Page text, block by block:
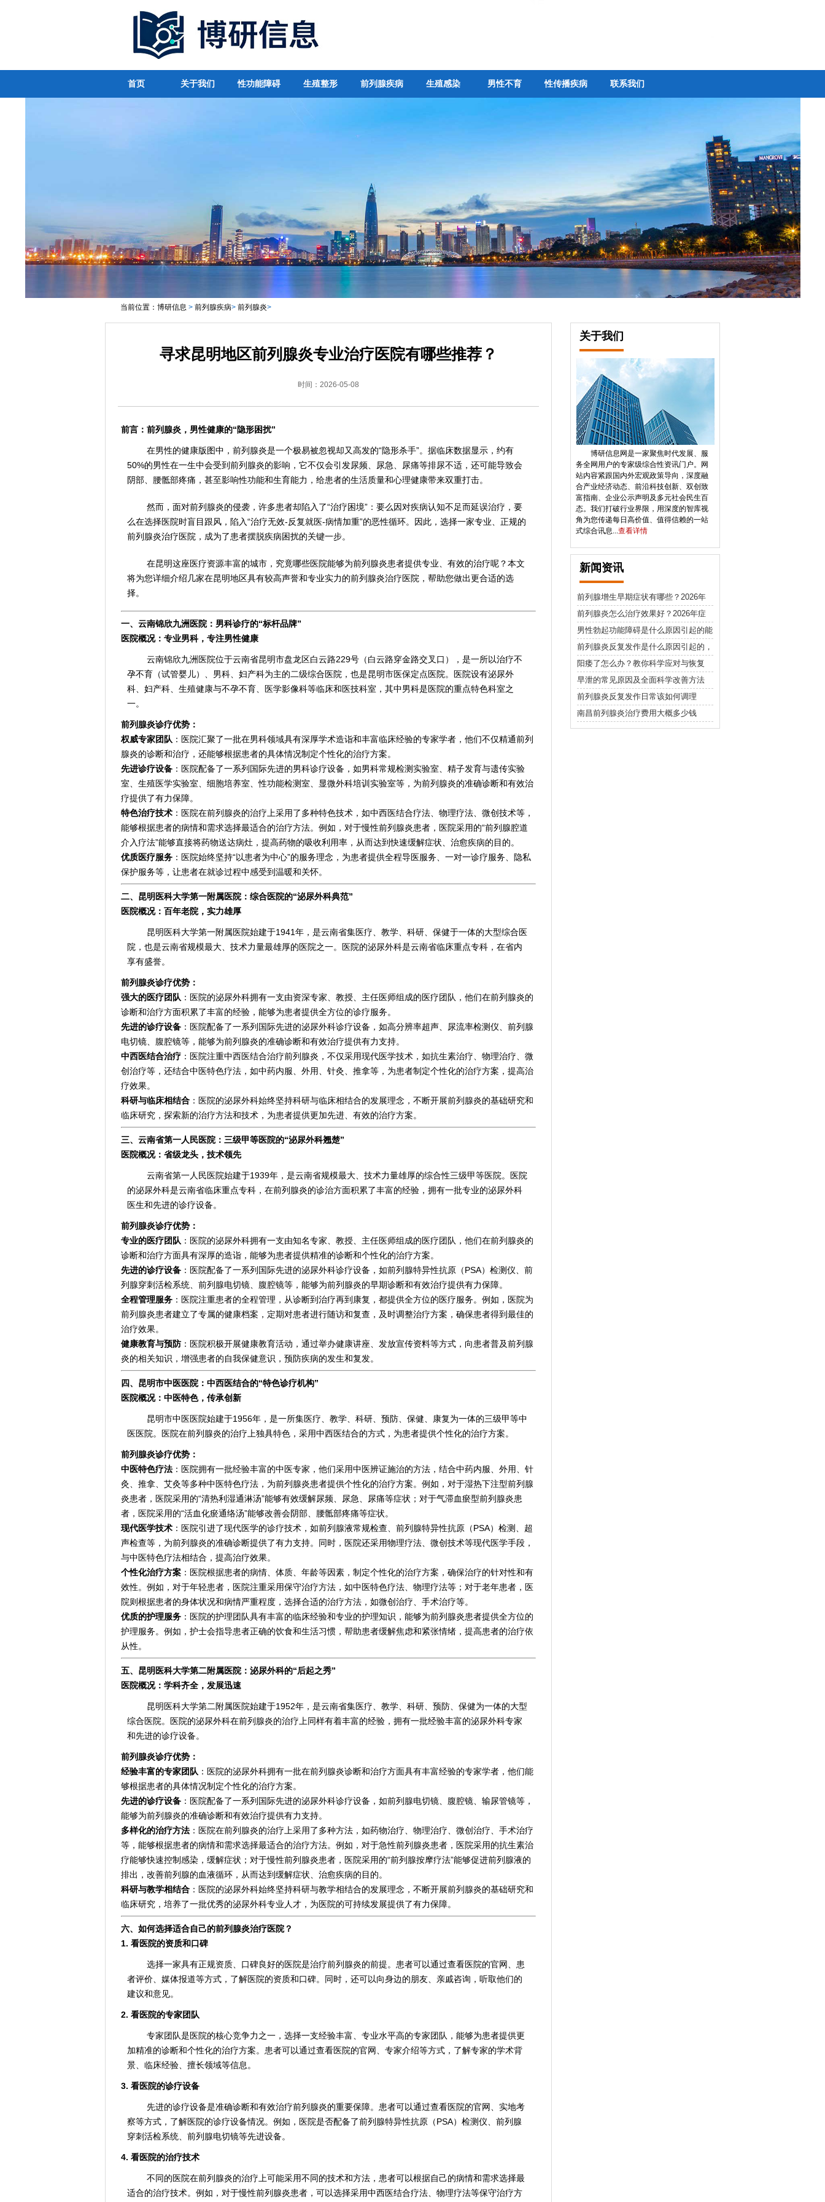
首页 关于我们 性功能障碍 生殖整形 前列腺疾病 生殖感染 男性不育 性传播疾病 联系我们
当前位置： 博研信息 > 前列腺疾病> 前列腺炎>
寻求昆明地区前列腺炎专业治疗医院有哪些推荐？
时间：2026-05-08
前言：前列腺炎，男性健康的“隐形困扰”
在男性的健康版图中，前列腺炎是一个极易被忽视却又高发的“隐形杀手”。据临床数据显示，约有
50%的男性在一生中会受到前列腺炎的影响，它不仅会引发尿频、尿急、尿痛等排尿不适，还可能导致会
阴部、腰骶部疼痛，甚至影响性功能和生育能力，给患者的生活质量和心理健康带来双重打击。
然而，面对前列腺炎的侵袭，许多患者却陷入了“治疗困境”：要么因对疾病认知不足而延误治疗，要
么在选择医院时盲目跟风，陷入“治疗无效-反复就医-病情加重”的恶性循环。因此，选择一家专业、正规的
前列腺炎治疗医院，成为了患者摆脱疾病困扰的关键一步。
在昆明这座医疗资源丰富的城市，究竟哪些医院能够为前列腺炎患者提供专业、有效的治疗呢？本文
将为您详细介绍几家在昆明地区具有较高声誉和专业实力的前列腺炎治疗医院，帮助您做出更合适的选
择。
一、云南锦欣九洲医院：男科诊疗的“标杆品牌”
医院概况：专业男科，专注男性健康
云南锦欣九洲医院位于云南省昆明市盘龙区白云路229号（白云路穿金路交叉口），是一所以治疗不
孕不育（试管婴儿）、男科、妇产科为主的二级综合医院，也是昆明市医保定点医院。医院设有泌尿外
科、妇产科、生殖健康与不孕不育、医学影像科等临床和医技科室，其中男科是医院的重点特色科室之
一。
前列腺炎诊疗优势：
权威专家团队 ：医院汇聚了一批在男科领域具有深厚学术造诣和丰富临床经验的专家学者，他们不仅精通前列
腺炎的诊断和治疗，还能够根据患者的具体情况制定个性化的治疗方案。
先进诊疗设备 ：医院配备了一系列国际先进的男科诊疗设备，如男科常规检测实验室、精子发育与遗传实验
室、生殖医学实验室、细胞培养室、性功能检测室、显微外科培训实验室等，为前列腺炎的准确诊断和有效治
疗提供了有力保障。
特色治疗技术 ：医院在前列腺炎的治疗上采用了多种特色技术，如中西医结合疗法、物理疗法、微创技术等，
能够根据患者的病情和需求选择最适合的治疗方法。例如，对于慢性前列腺炎患者，医院采用的“前列腺腔道
介入疗法”能够直接将药物送达病灶，提高药物的吸收利用率，从而达到快速缓解症状、治愈疾病的目的。
优质医疗服务 ：医院始终坚持“以患者为中心”的服务理念，为患者提供全程导医服务、一对一诊疗服务、隐私
保护服务等，让患者在就诊过程中感受到温暖和关怀。
二、昆明医科大学第一附属医院：综合医院的“泌尿外科典范”
医院概况：百年老院，实力雄厚
昆明医科大学第一附属医院始建于1941年，是云南省集医疗、教学、科研、保健于一体的大型综合医
院，也是云南省规模最大、技术力量最雄厚的医院之一。医院的泌尿外科是云南省临床重点专科，在省内
享有盛誉。
前列腺炎诊疗优势：
强大的医疗团队 ：医院的泌尿外科拥有一支由资深专家、教授、主任医师组成的医疗团队，他们在前列腺炎的
诊断和治疗方面积累了丰富的经验，能够为患者提供全方位的诊疗服务。
先进的诊疗设备 ：医院配备了一系列国际先进的泌尿外科诊疗设备，如高分辨率超声、尿流率检测仪、前列腺
电切镜、腹腔镜等，能够为前列腺炎的准确诊断和有效治疗提供有力支持。
中西医结合治疗 ：医院注重中西医结合治疗前列腺炎，不仅采用现代医学技术，如抗生素治疗、物理治疗、微
创治疗等，还结合中医特色疗法，如中药内服、外用、针灸、推拿等，为患者制定个性化的治疗方案，提高治
疗效果。
科研与临床相结合 ：医院的泌尿外科始终坚持科研与临床相结合的发展理念，不断开展前列腺炎的基础研究和
临床研究，探索新的治疗方法和技术，为患者提供更加先进、有效的治疗方案。
三、云南省第一人民医院：三级甲等医院的“泌尿外科翘楚”
医院概况：省级龙头，技术领先
云南省第一人民医院始建于1939年，是云南省规模最大、技术力量雄厚的综合性三级甲等医院。医院
的泌尿外科是云南省临床重点专科，在前列腺炎的诊治方面积累了丰富的经验，拥有一批专业的泌尿外科
医生和先进的诊疗设备。
前列腺炎诊疗优势：
专业的医疗团队 ：医院的泌尿外科拥有一支由知名专家、教授、主任医师组成的医疗团队，他们在前列腺炎的
诊断和治疗方面具有深厚的造诣，能够为患者提供精准的诊断和个性化的治疗方案。
先进的诊疗设备 ：医院配备了一系列国际先进的泌尿外科诊疗设备，如前列腺特异性抗原（PSA）检测仪、前
列腺穿刺活检系统、前列腺电切镜、腹腔镜等，能够为前列腺炎的早期诊断和有效治疗提供有力保障。
全程管理服务 ：医院注重患者的全程管理，从诊断到治疗再到康复，都提供全方位的医疗服务。例如，医院为
前列腺炎患者建立了专属的健康档案，定期对患者进行随访和复查，及时调整治疗方案，确保患者得到最佳的
治疗效果。
健康教育与预防：医院积极开展健康教育活动，通过举办健康讲座、发放宣传资料等方式，向患者普及前列腺
炎的相关知识，增强患者的自我保健意识，预防疾病的发生和复发。
四、昆明市中医医院：中西医结合的“特色诊疗机构”
医院概况：中医特色，传承创新
昆明市中医医院始建于1956年，是一所集医疗、教学、科研、预防、保健、康复为一体的三级甲等中
医医院。医院在前列腺炎的治疗上独具特色，采用中西医结合的方式，为患者提供个性化的治疗方案。
前列腺炎诊疗优势：
中医特色疗法 ：医院拥有一批经验丰富的中医专家，他们采用中医辨证施治的方法，结合中药内服、外用、针
灸、推拿、艾灸等多种中医特色疗法，为前列腺炎患者提供个性化的治疗方案。例如，对于湿热下注型前列腺
炎患者，医院采用的“清热利湿通淋汤”能够有效缓解尿频、尿急、尿痛等症状；对于气滞血瘀型前列腺炎患
者，医院采用的“活血化瘀通络汤”能够改善会阴部、腰骶部疼痛等症状。
现代医学技术 ：医院引进了现代医学的诊疗技术，如前列腺液常规检查、前列腺特异性抗原（PSA）检测、超
声检查等，为前列腺炎的准确诊断提供了有力支持。同时，医院还采用物理疗法、微创技术等现代医学手段，
与中医特色疗法相结合，提高治疗效果。
个性化治疗方案 ：医院根据患者的病情、体质、年龄等因素，制定个性化的治疗方案，确保治疗的针对性和有
效性。例如，对于年轻患者，医院注重采用保守治疗方法，如中医特色疗法、物理疗法等；对于老年患者，医
院则根据患者的身体状况和病情严重程度，选择合适的治疗方法，如微创治疗、手术治疗等。
优质的护理服务 ：医院的护理团队具有丰富的临床经验和专业的护理知识，能够为前列腺炎患者提供全方位的
护理服务。例如，护士会指导患者正确的饮食和生活习惯，帮助患者缓解焦虑和紧张情绪，提高患者的治疗依
从性。
五、昆明医科大学第二附属医院：泌尿外科的“后起之秀”
医院概况：学科齐全，发展迅速
昆明医科大学第二附属医院始建于1952年，是云南省集医疗、教学、科研、预防、保健为一体的大型
综合医院。医院的泌尿外科在前列腺炎的治疗上同样有着丰富的经验，拥有一批经验丰富的泌尿外科专家
和先进的诊疗设备。
前列腺炎诊疗优势：
经验丰富的专家团队 ：医院的泌尿外科拥有一批在前列腺炎诊断和治疗方面具有丰富经验的专家学者，他们能
够根据患者的具体情况制定个性化的治疗方案。
先进的诊疗设备 ：医院配备了一系列国际先进的泌尿外科诊疗设备，如前列腺电切镜、腹腔镜、输尿管镜等，
能够为前列腺炎的准确诊断和有效治疗提供有力支持。
多样化的治疗方法 ：医院在前列腺炎的治疗上采用了多种方法，如药物治疗、物理治疗、微创治疗、手术治疗
等，能够根据患者的病情和需求选择最适合的治疗方法。例如，对于急性前列腺炎患者，医院采用的抗生素治
疗能够快速控制感染，缓解症状；对于慢性前列腺炎患者，医院采用的“前列腺按摩疗法”能够促进前列腺液的
排出，改善前列腺的血液循环，从而达到缓解症状、治愈疾病的目的。
科研与教学相结合 ：医院的泌尿外科始终坚持科研与教学相结合的发展理念，不断开展前列腺炎的基础研究和
临床研究，培养了一批优秀的泌尿外科专业人才，为医院的可持续发展提供了有力保障。
六、如何选择适合自己的前列腺炎治疗医院？
1. 看医院的资质和口碑
选择一家具有正规资质、口碑良好的医院是治疗前列腺炎的前提。患者可以通过查看医院的官网、患
者评价、媒体报道等方式，了解医院的资质和口碑。同时，还可以向身边的朋友、亲戚咨询，听取他们的
建议和意见。
2. 看医院的专家团队
专家团队是医院的核心竞争力之一，选择一支经验丰富、专业水平高的专家团队，能够为患者提供更
加精准的诊断和个性化的治疗方案。患者可以通过查看医院的官网、专家介绍等方式，了解专家的学术背
景、临床经验、擅长领域等信息。
3. 看医院的诊疗设备
先进的诊疗设备是准确诊断和有效治疗前列腺炎的重要保障。患者可以通过查看医院的官网、实地考
察等方式，了解医院的诊疗设备情况。例如，医院是否配备了前列腺特异性抗原（PSA）检测仪、前列腺
穿刺活检系统、前列腺电切镜等先进设备。
4. 看医院的治疗技术
不同的医院在前列腺炎的治疗上可能采用不同的技术和方法，患者可以根据自己的病情和需求选择最
适合的治疗技术。例如，对于慢性前列腺炎患者，可以选择采用中西医结合疗法、物理疗法等保守治疗方
关于我们
博研信息网是一家聚焦时代发展、服
务全网用户的专家级综合性资讯门户。网
站内容紧跟国内外宏观政策导向，深度融
合产业经济动态、前沿科技创新、双创致
富指南、企业公示声明及多元社会民生百
态。我们打破行业界限，用深度的智库视
角为您传递每日高价值、值得信赖的一站
式综合讯息... 查看详情
新闻资讯
前列腺增生早期症状有哪些？2026年
最佳治疗方法详解
前列腺炎怎么治疗效果好？2026年症
状识别与日常护理指南
男性勃起功能障碍是什么原因引起的能
自愈吗
前列腺炎反复发作是什么原因引起的，
日常护理需要注意什么
阳痿了怎么办？教你科学应对与恢复
早泄的常见原因及全面科学改善方法
前列腺炎反复发作日常该如何调理
南昌前列腺炎治疗费用大概多少钱